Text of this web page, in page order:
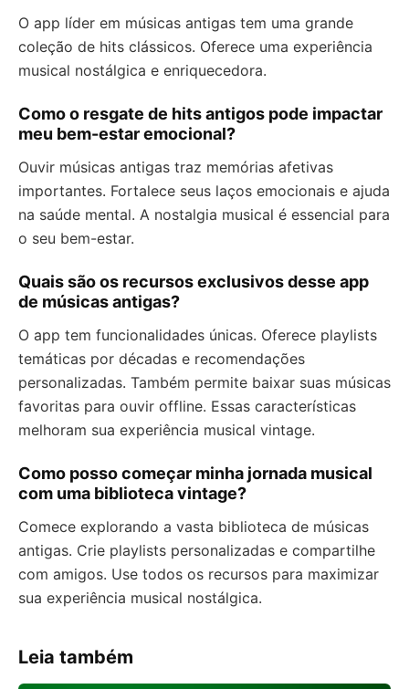
O app líder em músicas antigas tem uma grande
coleção de hits clássicos. Oferece uma experiência
musical nostálgica e enriquecedora.
Como o resgate de hits antigos pode impactar
meu bem-estar emocional?
Ouvir músicas antigas traz memórias afetivas
importantes. Fortalece seus laços emocionais e ajuda
na saúde mental. A nostalgia musical é essencial para
o seu bem-estar.
Quais são os recursos exclusivos desse app
de músicas antigas?
O app tem funcionalidades únicas. Oferece playlists
temáticas por décadas e recomendações
personalizadas. Também permite baixar suas músicas
favoritas para ouvir offline. Essas características
melhoram sua experiência musical vintage.
Como posso começar minha jornada musical
com uma biblioteca vintage?
Comece explorando a vasta biblioteca de músicas
antigas. Crie playlists personalizadas e compartilhe
com amigos. Use todos os recursos para maximizar
sua experiência musical nostálgica.
Leia também